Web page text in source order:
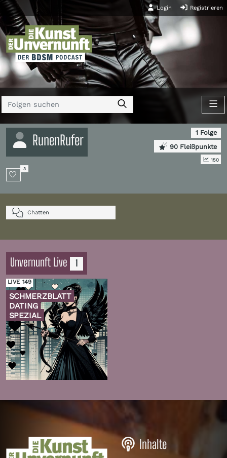
Login Registrieren
RunenRufer
1 Folge
90 Fleißpunkte
150
3
Chatten
Unvernunft Live 1
LIVE 149
SCHMERZBLATT
DATING
SPEZIAL
Zur
Folge
Inhalte